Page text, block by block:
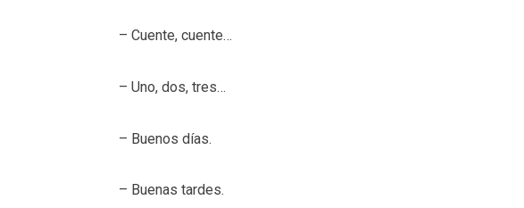
– Cuente, cuente…
– Uno, dos, tres…
– Buenos días.
– Buenas tardes.